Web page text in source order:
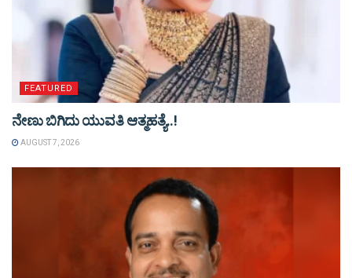
FEATURED
ನೇಣು ಬಿಗಿದು ಯುವತಿ ಆತ್ಮಹತ್ಯೆ..!
AUGUST 7, 2026